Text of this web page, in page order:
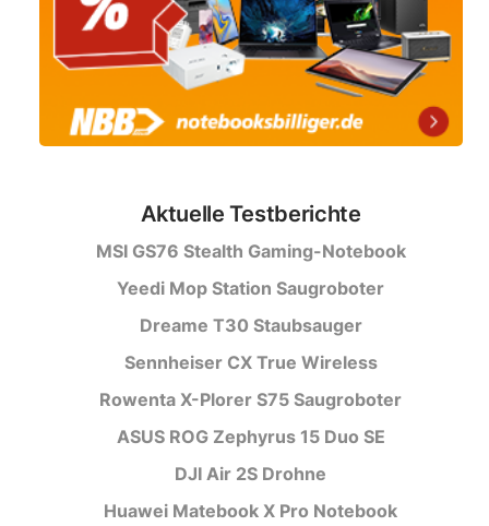
Aktuelle Testberichte
MSI GS76 Stealth Gaming-Notebook
Yeedi Mop Station Saugroboter
Dreame T30 Staubsauger
Sennheiser CX True Wireless
Rowenta X-Plorer S75 Saugroboter
ASUS ROG Zephyrus 15 Duo SE
DJI Air 2S Drohne
Huawei Matebook X Pro Notebook